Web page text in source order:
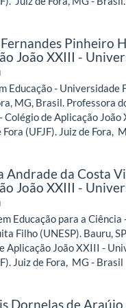
Pinheiro
João XXIII -
Educação - Universidade
MG, Brasil. Professora
Colégio de Aplicação
Fora (UFJF). Juiz de Fora,
Andrade da Costa
João XXIII -
Educação para a
Filho (UNESP). Bauru,
Aplicação João XXIII -
Juiz de Fora, MG - Brasil
Dornelas de Araújo,